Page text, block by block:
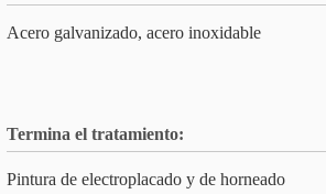
Acero galvanizado, acero inoxidable
Termina el tratamiento:
Pintura de electroplacado y de horneado